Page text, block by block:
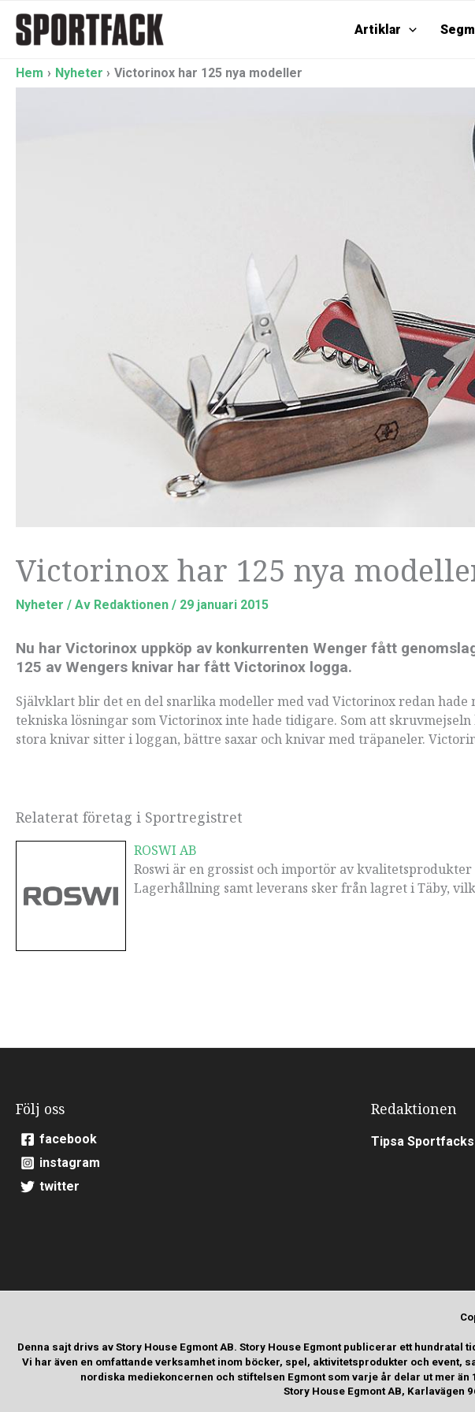
innehåll
Artiklar
Hem Nyheter Victorinox har 125 nya modeller
Victorinox har 125 nya
Nyheter / Av Redaktionen / 29 januari 2015
Nu har Victorinox uppköp av konkurrenten Wenger fått
125 av Wengers knivar har fått Victorinox logga.
Självklart blir det en del snarlika modeller med vad Victorinox redan hade
tekniska lösningar som Victorinox inte hade tidigare. Som att
stora knivar sitter i loggan, bättre saxar och knivar med träpaneler.
Relaterat företag i Sportregistret
ROSWI AB
Roswi är en grossist och importör av
Lagerhållning samt leverans sker från lagret i Täby,
Följ oss
facebook
instagram
twitter
Redaktionen
Tipsa
Denna sajt drivs av Story House Egmont AB. Story House Egmont publicerar ett
Vi har även en omfattande verksamhet inom böcker, spel, aktivitetsprodukter och event,
nordiska mediekoncernen och stiftelsen Egmont som varje år delar ut mer
Story House Egmont AB, Karlavägen